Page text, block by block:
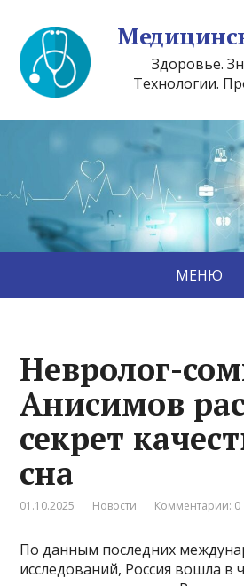
Здоровье.
Технологии.
МЕНЮ
Невролог-
Анисимов
секрет
сна
01.10.2025 Новости Комментарии: 0
По данным последних
исследований, Россия вошла в